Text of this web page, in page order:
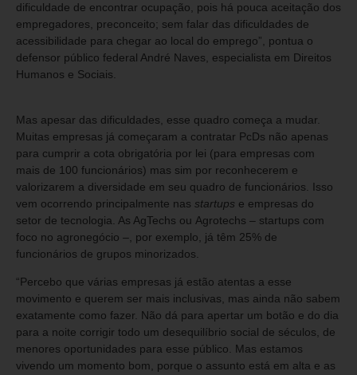
dificuldade de encontrar ocupação, pois há pouca aceitação dos
empregadores, preconceito; sem falar das dificuldades de
acessibilidade para chegar ao local do emprego”, pontua o
defensor público federal André Naves, especialista em Direitos
Humanos e Sociais.
Mas apesar das dificuldades, esse quadro começa a mudar.
Muitas empresas já começaram a contratar PcDs não apenas
para cumprir a cota obrigatória por lei (para empresas com
mais de 100 funcionários) mas sim por reconhecerem e
valorizarem a diversidade em seu quadro de funcionários. Isso
vem ocorrendo principalmente nas startups e empresas do
setor de tecnologia. As AgTechs ou Agrotechs – startups com
foco no agronegócio –, por exemplo, já têm 25% de
funcionários de grupos minorizados.
“Percebo que várias empresas já estão atentas a esse
movimento e querem ser mais inclusivas, mas ainda não sabem
exatamente como fazer. Não dá para apertar um botão e do dia
para a noite corrigir todo um desequilíbrio social de séculos, de
menores oportunidades para esse público. Mas estamos
vivendo um momento bom, porque o assunto está em alta e as